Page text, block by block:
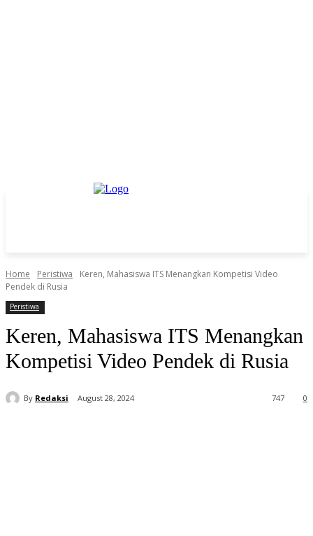
Home Peristiwa
Keren, Mahasiswa ITS Menangkan Kompetisi Video
Pendek di Rusia
Peristiwa
Keren, Mahasiswa ITS Menangkan
Kompetisi Video Pendek di Rusia
By Redaksi August 28, 2024 0
747